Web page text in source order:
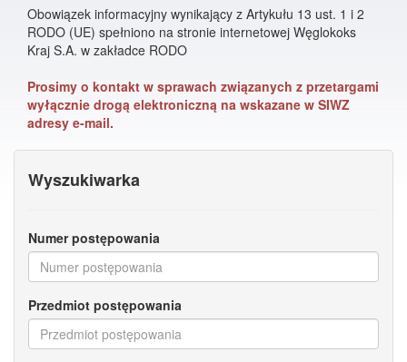
Obowiązek informacyjny wynikający z Artykułu 13 ust. 1 i 2
RODO (UE) spełniono na stronie internetowej Węglokoks
Kraj S.A. w zakładce RODO
Prosimy o kontakt w sprawach związanych z przetargami
wyłącznie drogą elektroniczną na wskazane w SIWZ
adresy e-mail.
Wyszukiwarka
Numer postępowania
Przedmiot postępowania